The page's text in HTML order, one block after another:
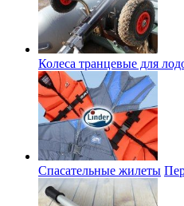
Колеса транцевые для
Спасательные жилеты